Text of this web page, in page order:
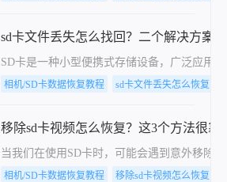
sd卡文件丢失怎么找回？二个解决方案！
SD卡是一种小型便携式存储设备，广泛应用
相机/SD卡数据恢复教程 sd卡文件丢失怎么恢复，
移除sd卡视频怎么恢复？这3个方法很靠
当我们在使用SD卡时，可能会遇到意外移除
相机/SD卡数据恢复教程 移除sd卡视频怎么恢复